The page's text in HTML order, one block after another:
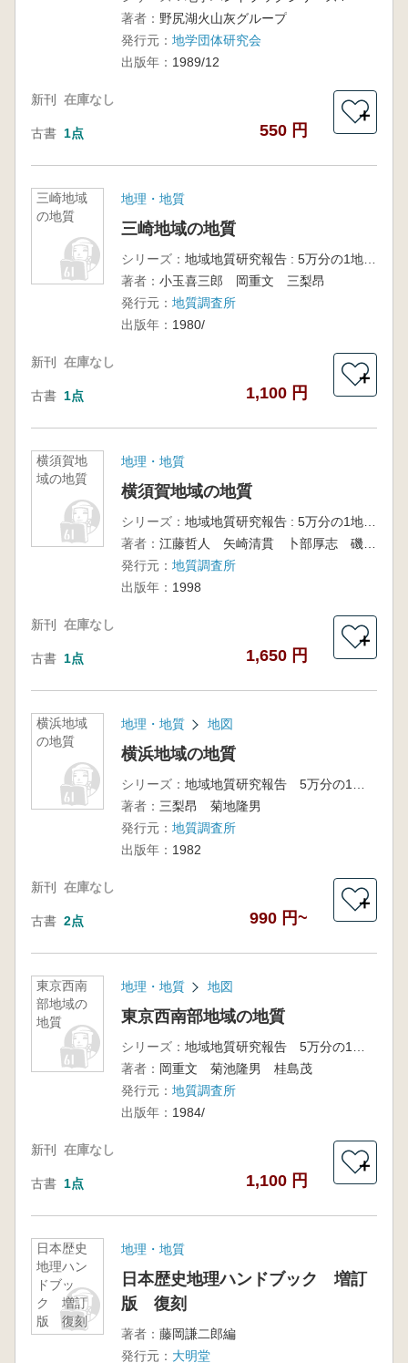
著者： 野尻湖火山灰グループ
発行元： 地学団体研究会
出版年： 1989/12
新刊 在庫なし
古書 1点 550 円
＋
三崎地域
の地質
地理・地質
三崎地域の地質
シリーズ：
地域地質研究報告 : 5万分の1地質図幅 東京(8)第93号
著者： 小玉喜三郎 岡重文 三梨昂
発行元： 地質調査所
出版年： 1980/
新刊 在庫なし
古書 1点 1,100 円
＋
横須賀地
域の地質
地理・地質
横須賀地域の地質
シリーズ：
地域地質研究報告 : 5万分の1地質図幅 / 地質調査所 [編], 東京(8)第84号
著者：
発行元： 地質調査所
出版年： 1998
新刊 在庫なし
古書 1点 1,650 円
＋
横浜地域
の地質
地理・地質 地図
横浜地域の地質
シリーズ：
著者： 三梨昂 菊地隆男
発行元： 地質調査所
出版年： 1982
新刊 在庫なし
古書 2点 990 円~
＋
東京西南
部地域の
地質
地理・地質 地図
東京西南部地域の地質
シリーズ：
著者： 岡重文 菊池隆男 桂島茂
発行元： 地質調査所
出版年： 1984/
新刊 在庫なし
古書 1点 1,100 円
＋
日本歴史
地理ハン
ドブッ
ク 増訂
版 復刻
地理・地質
日本歴史地理ハンドブック 増訂
版 復刻
著者： 藤岡謙二郎編
発行元： 大明堂